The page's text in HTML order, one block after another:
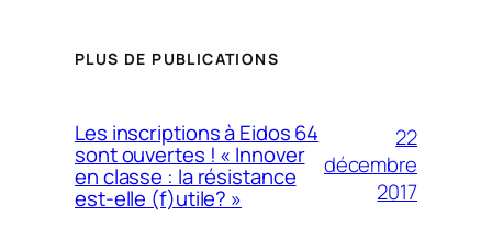
PLUS DE PUBLICATIONS
Les inscriptions à Eidos 64
sont ouvertes ! « Innover
en classe : la résistance
est-elle (f)utile? »
22
décembre
2017